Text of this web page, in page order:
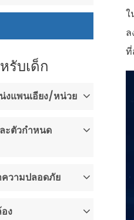
บเด็ก
งแพนเอียง/หน่วย
ะตัวกำหนด
ความปลอดภัย
ง